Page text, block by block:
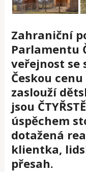
Zahraniční
Parlamentu
veřejnost se
Českou
zaslouží
jsou
úspěchem
dotažená
klientka,
přesah.